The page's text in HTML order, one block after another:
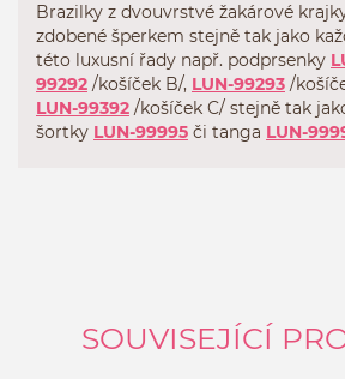
Brazilky z dvouvrstvé žakárové
zdobené šperkem stejně tak jako
této luxusní řady např. podprsenky
99292 /košíček B/, LUN-99293 /
LUN-99392 /košíček C/ stejně tak
šortky LUN-99995 či tanga LUN-
SOUVISEJÍCÍ